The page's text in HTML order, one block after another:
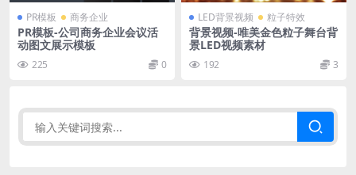
PR模板 商务企业
PR模板-公司商务企业会议活
动图文展示模板
225 0
LED背景视频 粒子特效
背景视频-唯美金色粒子舞台背
景LED视频素材
192 3